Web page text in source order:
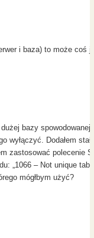
i baza) to może coś
bazy spowodowanej
wyłączyć. Dodałem
zastosować polecenie
„1066 – Not unique
mógłbym użyć?